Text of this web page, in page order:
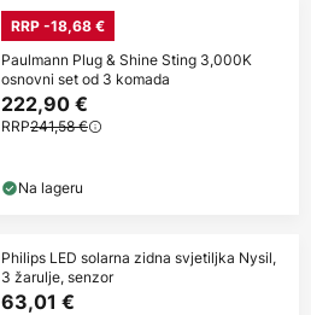
RRP -18,68 €
Paulmann Plug & Shine Sting 3,000K
osnovni set od 3 komada
222,90 €
RRP241,58 €
Na lageru
Philips LED solarna zidna svjetiljka Nysil,
3 žarulje, senzor
63,01 €